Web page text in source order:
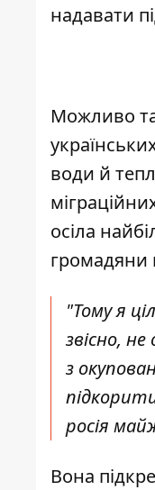
надавати
Можливо
води й
осіла
громадяни
"Тому я
звісно,
з
росія
Вона